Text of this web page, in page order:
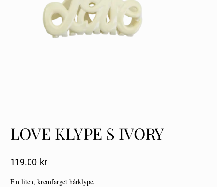
LOVE KLYPE S IVORY
119.00 Kr
Fin liten, kremfarget hårklype.